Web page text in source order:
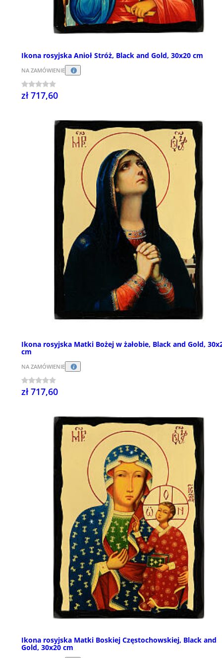
Ikona rosyjska Anioł Stróż, Black and Gold, 30x20 cm
NA ZAMÓWIENIE
zł 717,60
Ikona rosyjska Matki Bożej w żałobie, Black and Gold,
cm
NA ZAMÓWIENIE
zł 717,60
Ikona rosyjska Matki Boskiej Częstochowskiej, Black and
Gold, 30x20 cm